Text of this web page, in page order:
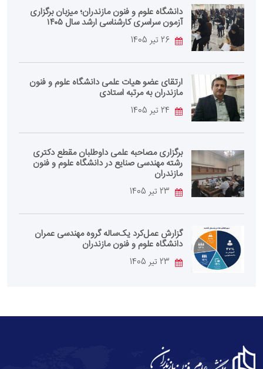
دانشگاه علوم و فنون مازندران؛ میزبان برگزاری
آزمون سراسری کارشناسی‌ ارشد سال ۱۴۰۵
ارتقای عضو هیات علمی دانشگاه علوم و فنون
مازندران به مرتبه استادی
برگزاری مصاحبه علمی داوطلبان مقطع دکتری
رشته مهندسی صنایع در دانشگاه علوم و فنون
مازندران
گزارش عمل‌کرد یک‌ساله گروه مهندسی عمران
دانشگاه علوم و فنون مازندران